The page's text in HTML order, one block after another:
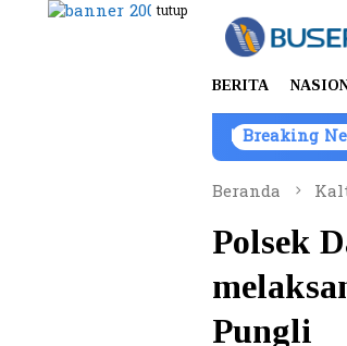
Loncat
tutup
BERITA
Breaking
Kendaraan Barang Bukti
Beranda
Polsek
Pungli